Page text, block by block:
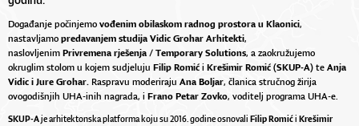
Događanje počinjemo vođenim obilaskom radnog prostora u Klaonici,
nastavljamo predavanjem studija Vidic Grohar Arhitekti,
naslovljenim Privremena rješenja / Temporary Solutions, a zaokružujemo
okruglim stolom u kojem sudjeluju Filip Romić i Krešimir Romić (SKUP-A) te Anja
Vidic i Jure Grohar. Raspravu moderiraju Ana Boljar, članica stručnog žirija
ovogodišnjih UHA-inih nagrada, i Frano Petar Zovko, voditelj programa UHA-e.
SKUP-Aje arhitektonska platforma koju su 2016. godine osnovali Filip Romići Krešimir